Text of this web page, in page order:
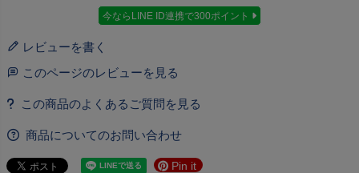
今ならLINE ID連携で300ポイント
レビューを書く
このページのレビューを見る
商品についてのお問い合わせ
Pin it